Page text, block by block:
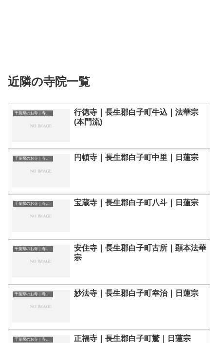
近隣の寺院一覧
千葉県のお寺｜寺院一覧
行徳寺｜長生郡白子町牛込｜法華宗
(本門流)
千葉県のお寺｜寺院一覧 円頓寺｜長生郡白子町中里｜日蓮宗
千葉県のお寺｜寺院一覧 宝蔵寺｜長生郡白子町八斗｜日蓮宗
千葉県のお寺｜寺院一覧
安住寺｜長生郡白子町古所｜顕本法華
宗
千葉県のお寺｜寺院一覧 妙法寺｜長生郡白子町幸治｜日蓮宗
千葉県のお寺｜寺院一覧 正福寺｜長生郡白子町驚｜日蓮宗